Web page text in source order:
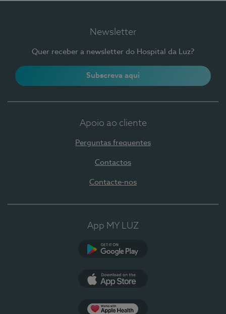
Newsletter
Quer receber a newsletter do Hospital da Luz?
Subscreva aqui
Apoio ao cliente
Perguntas frequentes
Contactos
Contacte-nos
App MY LUZ